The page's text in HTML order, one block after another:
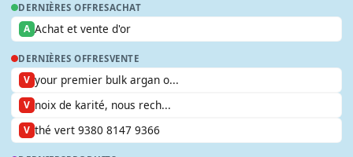
DERNIÈRES OFFRESACHAT
A Achat et vente d'or
DERNIÈRES OFFRESVENTE
V your premier bulk argan o...
V noix de karité, nous rech...
V thé vert 9380 8147 9366